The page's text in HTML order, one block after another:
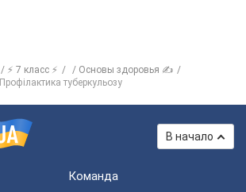
⚡ 7 класс ⚡
Основы здоровья ✍
Профілактика туберкульозу
В начало
Команда